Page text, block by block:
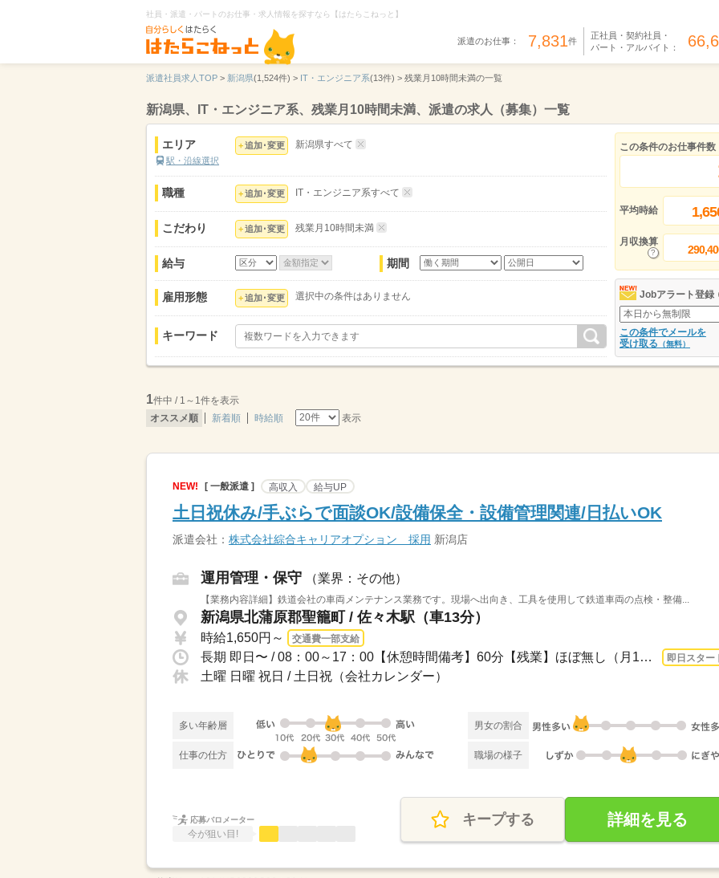
社員・派遣・パートのお仕事・求人情報を探すなら【はたらこねっと】
派遣のお仕事： 7,831件
正社員・契約社員・
パート・アルバイト：
派遣社員求人TOP > 新潟県(1,524件) > IT・エンジニア系(13件) > 残業月10時間未満の一覧
新潟県、IT・エンジニア系、残業月10時間未満、派遣の求人（募集）一覧
エリア
駅・沿線選択
追加･変更 新潟県すべて
職種 追加･変更 IT・エンジニア系すべて
こだわり 追加･変更 残業月10時間未満
給与 期間
雇用形態 追加･変更 選択中の条件はありません
キーワード
この条件のお仕事件数
平均時給
月収換算
Jobアラート登録
この条件でメールを
受け取る （無料）
1件中 / 1～1件を表示
オススメ順
新着順 時給順 表示
NEW! [ 一般派遣 ] 高収入 給与UP
土日祝休み/手ぶらで面談OK/設備保全・設備管理関連/日払いOK
派遣会社： 株式会社綜合キャリアオプション 採用 新潟店
運用管理・保守 （業界：その他）
【業務内容詳細】鉄道会社の車両メンテナンス業務です。現場へ出向き、工具を使用して鉄道車両の点検・整備...
新潟県北蒲原郡聖籠町 / 佐々木駅（車13分）
時給1,650円～ 交通費一部支給
長期 即日〜 / 08：00～17：00【休憩時間備考】60分【残業】ほぼ無し（月10時間未満）... 即日スター
土曜 日曜 祝日 / 土日祝（会社カレンダー）
多い年齢層 男女の割合
仕事の仕方 職場の様子
応募バロメーター
今が狙い目!
キープする 詳細を見る